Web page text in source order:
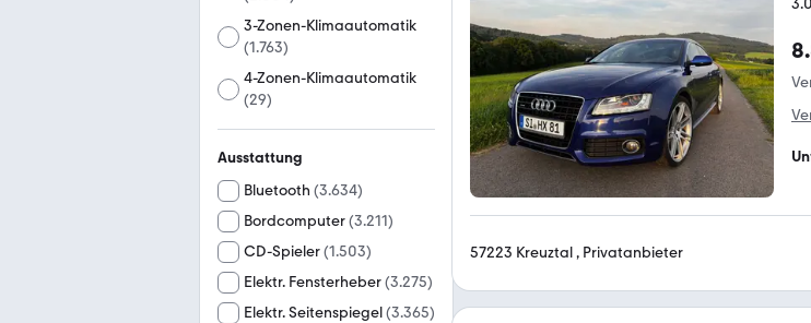
3-Zonen-Klimaautomatik
(1.763)
4-Zonen-Klimaautomatik
(29)
Ausstattung
Bluetooth (3.634)
Bordcomputer(3.211)
CD-Spieler(1.503)
Elektr. Fensterheber(3.275)
Elektr. Seitenspiegel(3.365)
57223 Kreuztal , Privatanbieter